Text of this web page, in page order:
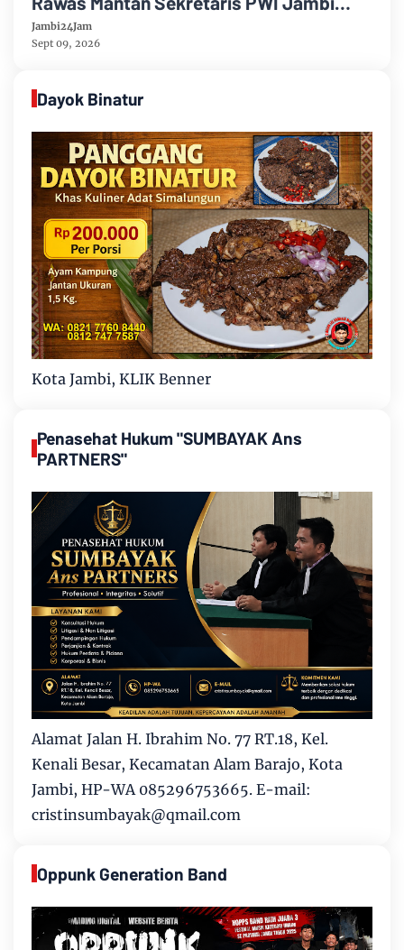
Tutup Usia
Jambi24Jam
Sept 09, 2026
Dayok Binatur
Kota Jambi, KLIK Benner
Penasehat Hukum "SUMBAYAK Ans
PARTNERS"
Alamat Jalan H. Ibrahim No. 77 RT.18, Kel.
Kenali Besar, Kecamatan Alam Barajo, Kota
Jambi, HP-WA 085296753665. E-mail:
cristinsumbayak@qmail.com
Oppunk Generation Band